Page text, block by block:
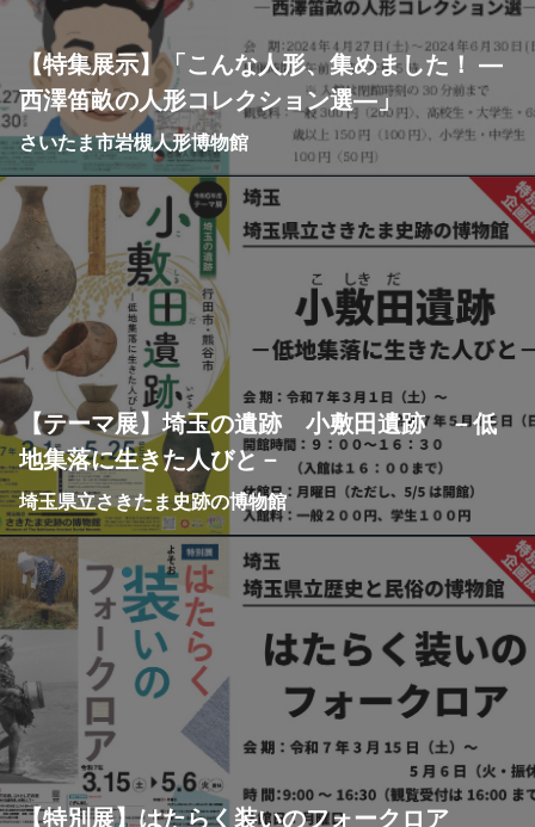
【特集展示】「こんな人形、集めました！ ―
西澤笛畝の人形コレクション選―」
さいたま市岩槻人形博物館
【テーマ展】埼玉の遺跡 小敷田遺跡 －低
地集落に生きた人びと－
埼玉県立さきたま史跡の博物館
【特別展】はたらく装いのフォークロア